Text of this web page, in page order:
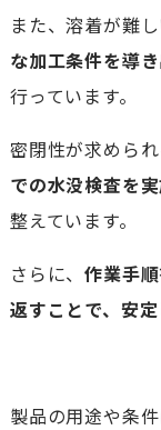
また、溶着が難
な加工条件を導
行っています。
密閉性が求められ
での水没検査を
整えています。
さらに、作業手
返すことで、安
製品の用途や条件